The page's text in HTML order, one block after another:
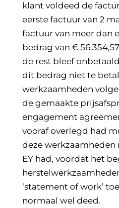
klant voldeed de
eerste factuur van 2
factuur van meer dan
bedrag van €
de rest bleef
dit bedrag niet te
werkzaamheden
de gemaakte
engagement
vooraf overlegd had
deze werkzaamheden
EY had, voordat het
‘statement of work’
normaal wel deed.